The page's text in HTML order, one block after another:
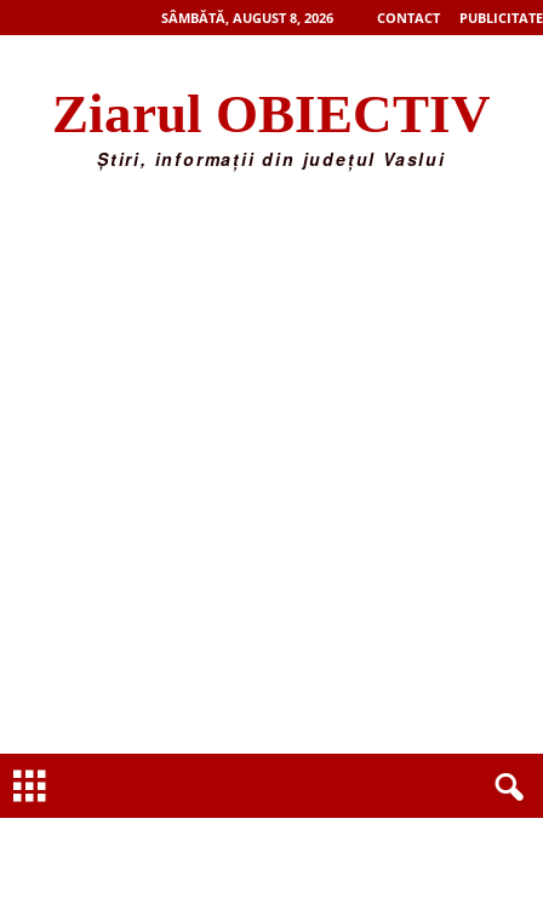
SÂMBĂTĂ, AUGUST 8, 2026 CONTACT PUBLICITATE
Ziarul OBIECTIV
Știri, informații din județul Vaslui